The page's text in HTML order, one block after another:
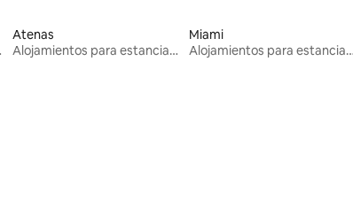
Atenas
Alojamientos para estancias largas
Miami
Alojamientos para estancias largas